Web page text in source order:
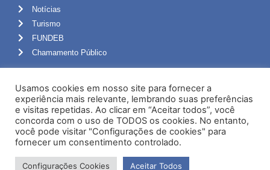
Notícias
Turismo
FUNDEB
Chamamento Público
Portal do Servidor
Webmail
Administração
Usamos cookies em nosso site para fornecer a
experiência mais relevante, lembrando suas preferências
e visitas repetidas. Ao clicar em “Aceitar todos”, você
concorda com o uso de TODOS os cookies. No entanto,
você pode visitar "Configurações de cookies" para
fornecer um consentimento controlado.
Configurações Cookies Aceitar Todos